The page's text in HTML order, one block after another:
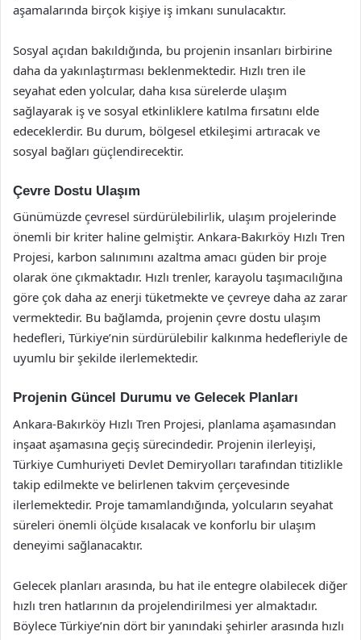
aşamalarında birçok kişiye iş imkanı sunulacaktır.
Sosyal açıdan bakıldığında, bu projenin insanları birbirine
daha da yakınlaştırması beklenmektedir. Hızlı tren ile
seyahat eden yolcular, daha kısa sürelerde ulaşım
sağlayarak iş ve sosyal etkinliklere katılma fırsatını elde
edeceklerdir. Bu durum, bölgesel etkileşimi artıracak ve
sosyal bağları güçlendirecektir.
Çevre Dostu Ulaşım
Günümüzde çevresel sürdürülebilirlik, ulaşım projelerinde
önemli bir kriter haline gelmiştir. Ankara-Bakırköy Hızlı Tren
Projesi, karbon salınımını azaltma amacı güden bir proje
olarak öne çıkmaktadır. Hızlı trenler, karayolu taşımacılığına
göre çok daha az enerji tüketmekte ve çevreye daha az zarar
vermektedir. Bu bağlamda, projenin çevre dostu ulaşım
hedefleri, Türkiye’nin sürdürülebilir kalkınma hedefleriyle de
uyumlu bir şekilde ilerlemektedir.
Projenin Güncel Durumu ve Gelecek Planları
Ankara-Bakırköy Hızlı Tren Projesi, planlama aşamasından
inşaat aşamasına geçiş sürecindedir. Projenin ilerleyişi,
Türkiye Cumhuriyeti Devlet Demiryolları tarafından titizlikle
takip edilmekte ve belirlenen takvim çerçevesinde
ilerlemektedir. Proje tamamlandığında, yolcuların seyahat
süreleri önemli ölçüde kısalacak ve konforlu bir ulaşım
deneyimi sağlanacaktır.
Gelecek planları arasında, bu hat ile entegre olabilecek diğer
hızlı tren hatlarının da projelendirilmesi yer almaktadır.
Böylece Türkiye’nin dört bir yanındaki şehirler arasında hızlı